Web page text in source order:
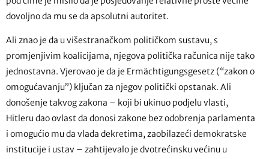
dovoljno da mu se da apsolutni autoritet.
Ali znao je da u višestranačkom političkom sustavu, s
promjenjivim koalicijama, njegova politička računica nije tako
jednostavna. Vjerovao je da je Ermächtigungsgesetz (“zakon o
omogućavanju”) ključan za njegov politički opstanak. Ali
donošenje takvog zakona – koji bi ukinuo podjelu vlasti,
Hitleru dao ovlast da donosi zakone bez odobrenja parlamenta
i omogućio mu da vlada dekretima, zaobilazeći demokratske
institucije i ustav – zahtijevalo je dvotrećinsku većinu u